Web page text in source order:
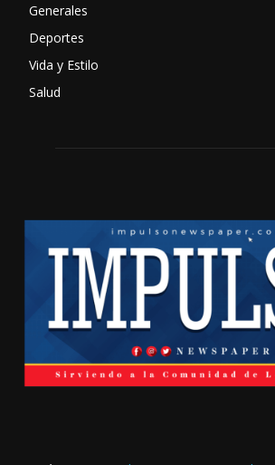
Generales
Deportes
Vida y Estilo
Salud